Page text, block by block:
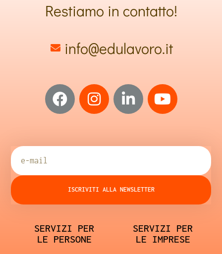
Restiamo in contatto!
info@edulavoro.it
ISCRIVITI ALLA NEWSLETTER
SERVIZI PER
LE PERSONE
SERVIZI PER
LE IMPRESE